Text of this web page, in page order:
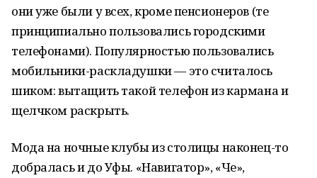
они уже были у всех, кроме пенсионеров (те
принципиально пользовались городскими
телефонами). Популярностью пользовались
мобильники-раскладушки — это считалось
шиком: вытащить такой телефон из кармана и
щелчком раскрыть.
Мода на ночные клубы из столицы наконец-то
добралась и до Уфы. «Навигатор», «Че»,